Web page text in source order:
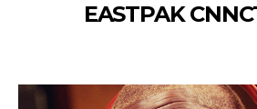
EASTPAK